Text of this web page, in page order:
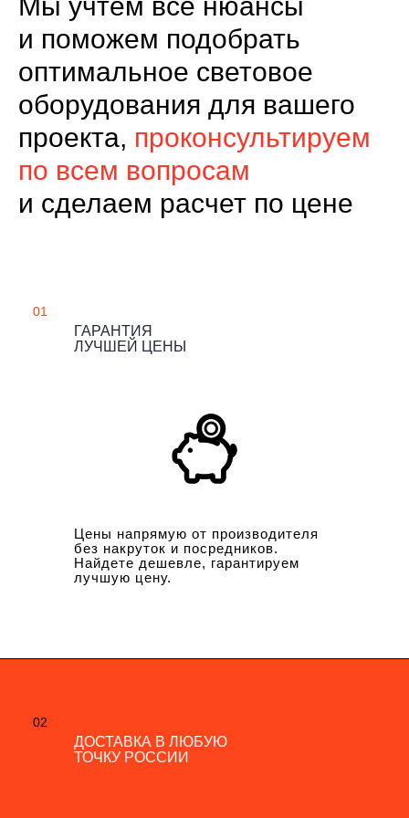
и поможем подобрать
оптимальное световое
оборудования для вашего
проекта, проконсультируем
по всем вопросам
и сделаем расчет по цене
01
ГАРАНТИЯ
ЛУЧШЕЙ ЦЕНЫ
Цены напрямую от производителя
без накруток и посредников.
Найдете дешевле, гарантируем
лучшую цену.
02
ДОСТАВКА В ЛЮБУЮ
ТОЧКУ РОССИИ
02
ДОСТАВКА В ЛЮБУЮ
ТОЧКУ РОССИИ